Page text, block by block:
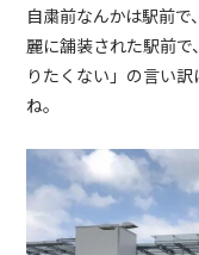
自粛前なんかは駅前
麗に舗装された駅前
りたくない」の言い
ね。